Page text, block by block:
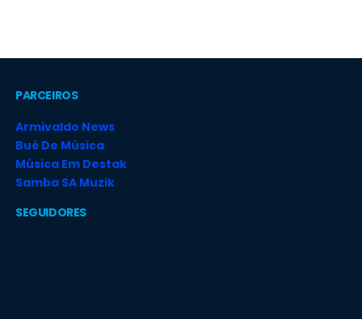
PARCEIROS
Armivaldo News
Bué De Música
Música Em Destak
Samba SA Muzik
SEGUIDORES